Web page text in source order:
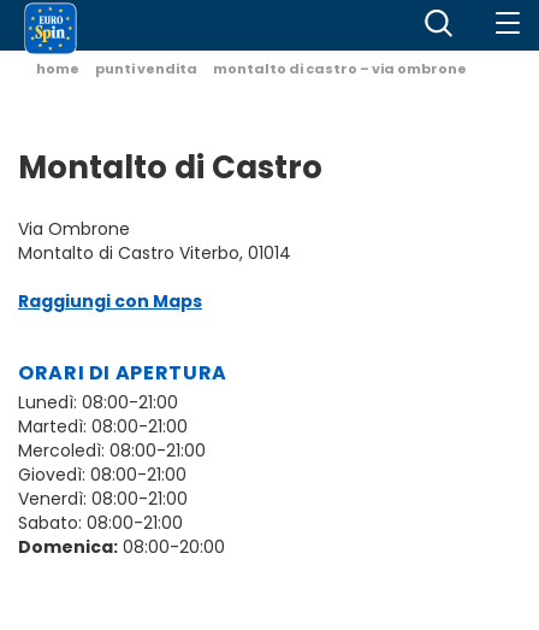
home punti vendita montalto di castro – via ombrone
Montalto di Castro
Via Ombrone
Montalto di Castro Viterbo, 01014
Raggiungi con Maps
ORARI DI APERTURA
Lunedì: 08:00-21:00
Martedì: 08:00-21:00
Mercoledì: 08:00-21:00
Giovedì: 08:00-21:00
Venerdì: 08:00-21:00
Sabato: 08:00-21:00
Domenica: 08:00-20:00